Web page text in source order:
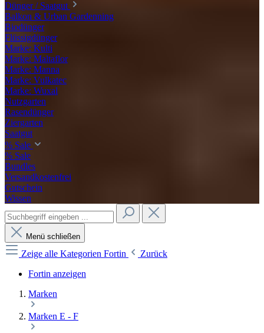
Dünger / Saatgut
Balkon & Urban Gardenning
Biodünger
Flüssigdünger
Marke: Kulti
Marke: Maltaflor
Marke: Manna
Marke: Vulkatec
Marke: Wuxal
Nutzgarten
Rasendünger
Ziergarten
Saatgut
% Sale
% Sale
Bundles
Versandkostenfrei
Gutschein
Wissen
Menü schließen
Zeige alle Kategorien Fortin
Zurück
Fortin anzeigen
Marken
Marken E - F